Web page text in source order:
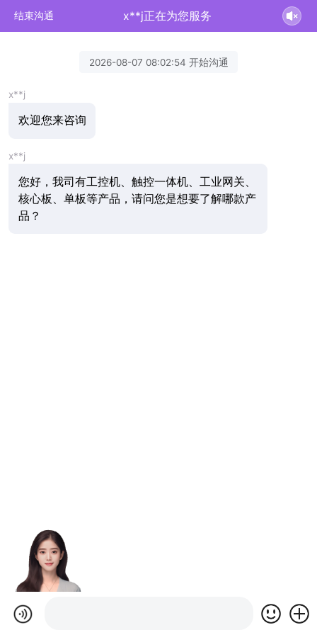
结束沟通 x**j正在为您服务
2026-08-07 08:02:54 开始沟通
x**j
欢迎您来咨询
x**j
您好，我司有工控机、触控一体机、工业网关、
核心板、单板等产品，请问您是想要了解哪款产
品？